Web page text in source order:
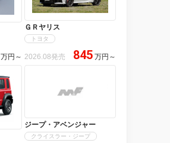
万円 ～
ＧＲヤリス
トヨタ
2026.08発売 845 万円 ～
ジープ・アベンジャー
クライスラー・ジープ